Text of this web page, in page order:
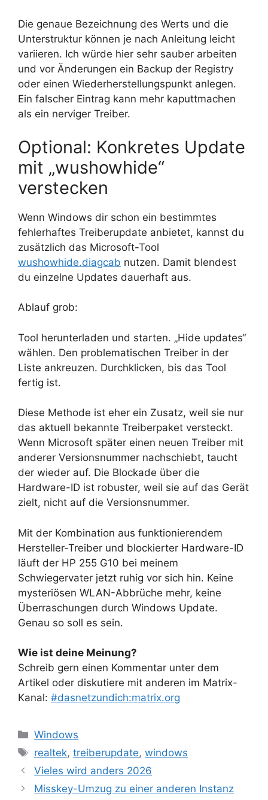
Die genaue Bezeichnung des Werts und die
Unterstruktur können je nach Anleitung leicht
variieren. Ich würde hier sehr sauber arbeiten
und vor Änderungen ein Backup der Registry
oder einen Wiederherstellungspunkt anlegen.
Ein falscher Eintrag kann mehr kaputtmachen
als ein nerviger Treiber.
Optional: Konkretes Update
mit „wushowhide“
verstecken
Wenn Windows dir schon ein bestimmtes
fehlerhaftes Treiberupdate anbietet, kannst du
zusätzlich das Microsoft-Tool
wushowhide.diagcab nutzen. Damit blendest
du einzelne Updates dauerhaft aus.
Ablauf grob:
Tool herunterladen und starten. „Hide updates“
wählen. Den problematischen Treiber in der
Liste ankreuzen. Durchklicken, bis das Tool
fertig ist.
Diese Methode ist eher ein Zusatz, weil sie nur
das aktuell bekannte Treiberpaket versteckt.
Wenn Microsoft später einen neuen Treiber mit
anderer Versionsnummer nachschiebt, taucht
der wieder auf. Die Blockade über die
Hardware-ID ist robuster, weil sie auf das Gerät
zielt, nicht auf die Versionsnummer.
Mit der Kombination aus funktionierendem
Hersteller-Treiber und blockierter Hardware-ID
läuft der HP 255 G10 bei meinem
Schwiegervater jetzt ruhig vor sich hin. Keine
mysteriösen WLAN-Abbrüche mehr, keine
Überraschungen durch Windows Update.
Genau so soll es sein.
Wie ist deine Meinung?
Schreib gern einen Kommentar unter dem
Artikel oder diskutiere mit anderen im Matrix-
Kanal: #dasnetzundich:matrix.org
Kategorien
Windows
Schlagwörter
realtek,treiberupdate,windows
Vieles wird anders 2026
Misskey-Umzug zu einer anderen Instanz